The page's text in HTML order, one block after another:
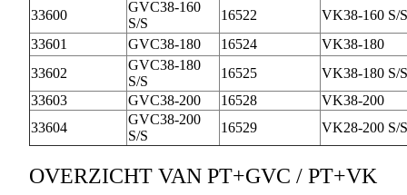
33600
GVC38-160
S/S
16522
VK38-160 S/S
33601
GVC38-180 16524
VK38-180
33602
GVC38-180
S/S
16525
VK38-180 S/S
33603
GVC38-200 16528
VK38-200
33604
GVC38-200
S/S
16529 VK28-200 S/S
OVERZICHT VAN PT+GVC / PT+VK